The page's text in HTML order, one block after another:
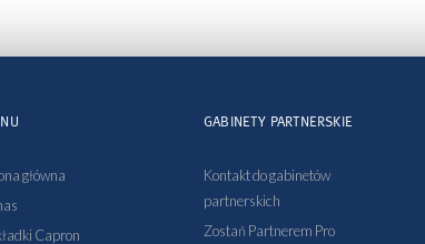
główna
Capron
GABINETY PARTNERSKIE
Kontakt do gabinetów
partnerskich
Zostań Partnerem Pro